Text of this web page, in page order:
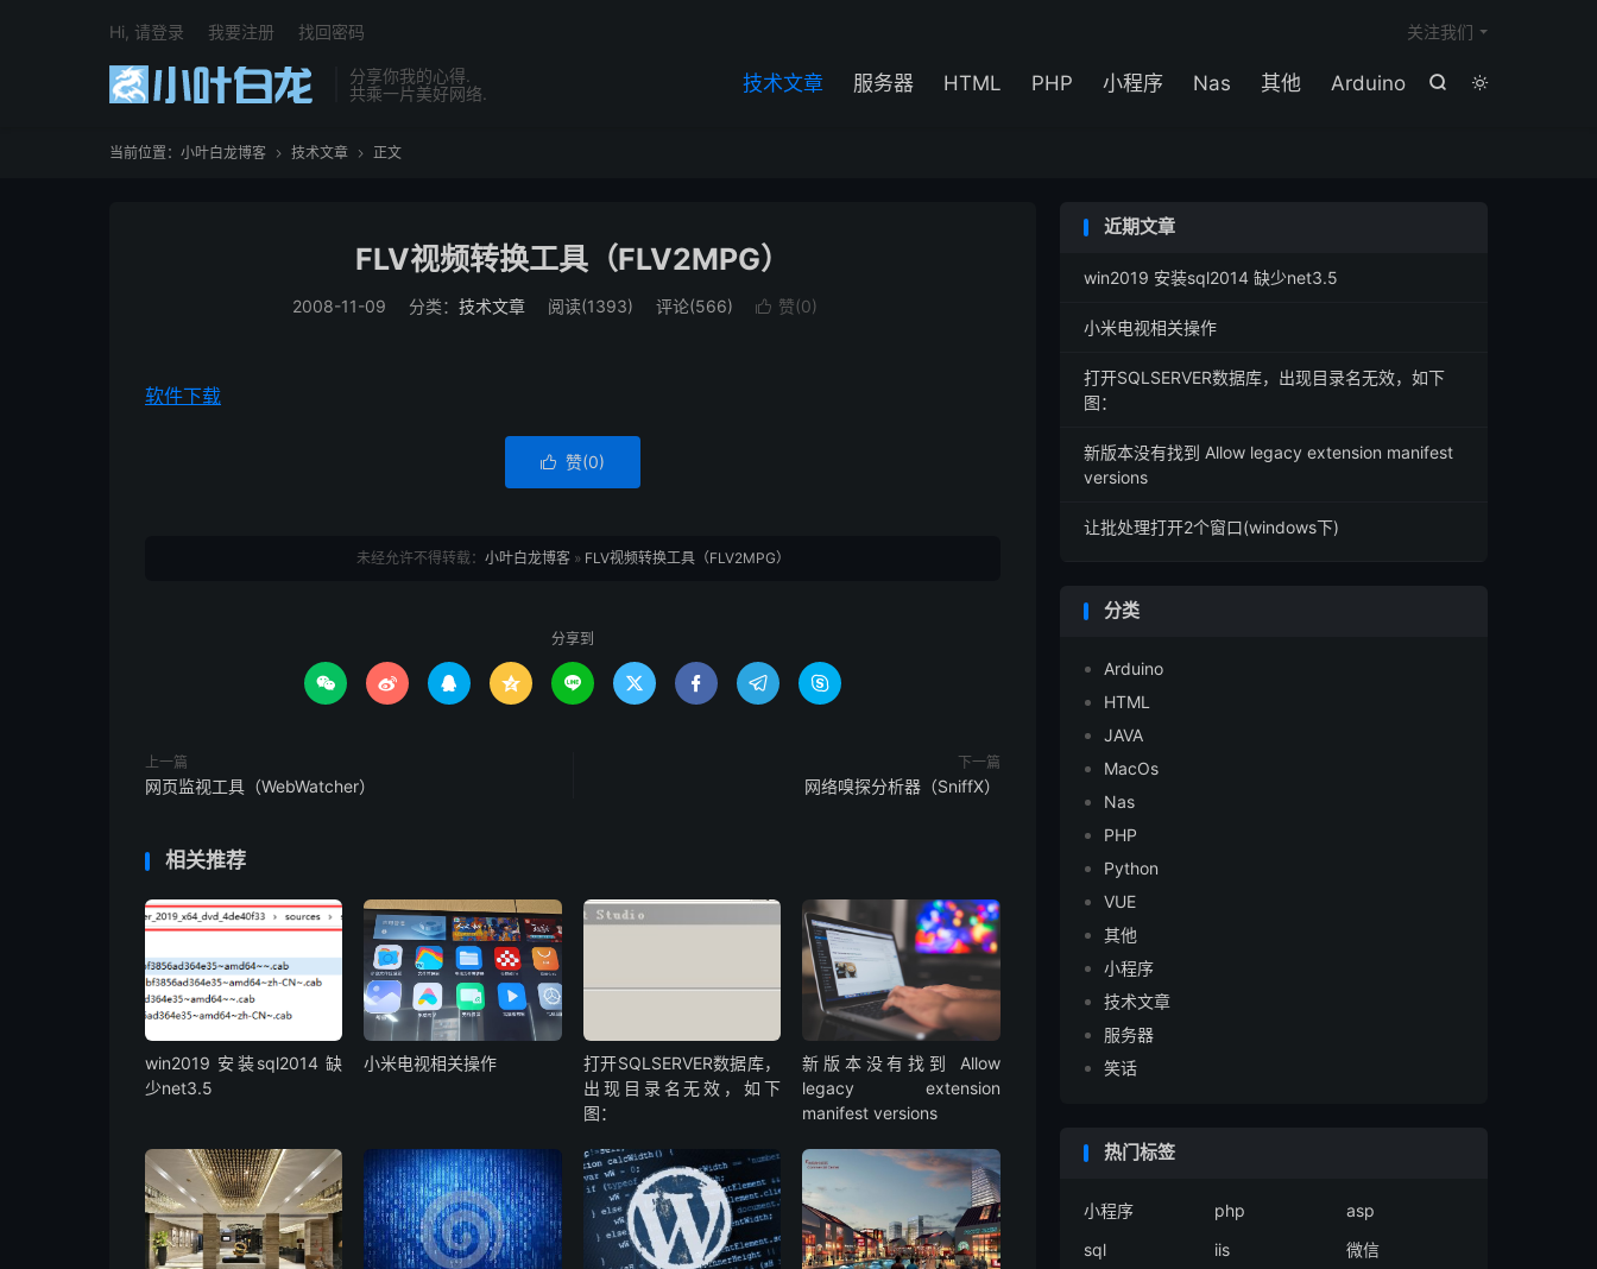
分享你我的心得.
共乘一片美好网络.


技术文章 服务器 HTML PHP 小程序 Nas 其他 Arduino
关注我们
Hi, 请登录 我要注册 找回密码
当前位置： 小叶白龙博客  技术文章  正文
FLV视频转换工具（FLV2MPG）
2008-11-09 分类： 技术文章 阅读(1393) 评论(566)  赞(0)
软件下载
 赞(0)
未经允许不得转载： 小叶白龙博客» FLV视频转换工具（FLV2MPG）
分享到
        
上一篇
网页监视工具（WebWatcher）
下一篇
网络嗅探分析器（SniffX）
相关推荐
win2019 安装sql2014 缺
少net3.5
小米电视相关操作
打开SQLSERVER数据库，
出现目录名无效，如下
图：
新版本没有找到 Allow
legacy extension
manifest versions
近期文章
win2019 安装sql2014 缺少net3.5
小米电视相关操作
打开SQLSERVER数据库，出现目录名无效，如下
图：
新版本没有找到 Allow legacy extension manifest
versions
让批处理打开2个窗口(windows下)
分类
Arduino
HTML
JAVA
MacOs
Nas
PHP
Python
VUE
其他
小程序
技术文章
服务器
笑话
热门标签
小程序 php
asp
sql
iis
微信